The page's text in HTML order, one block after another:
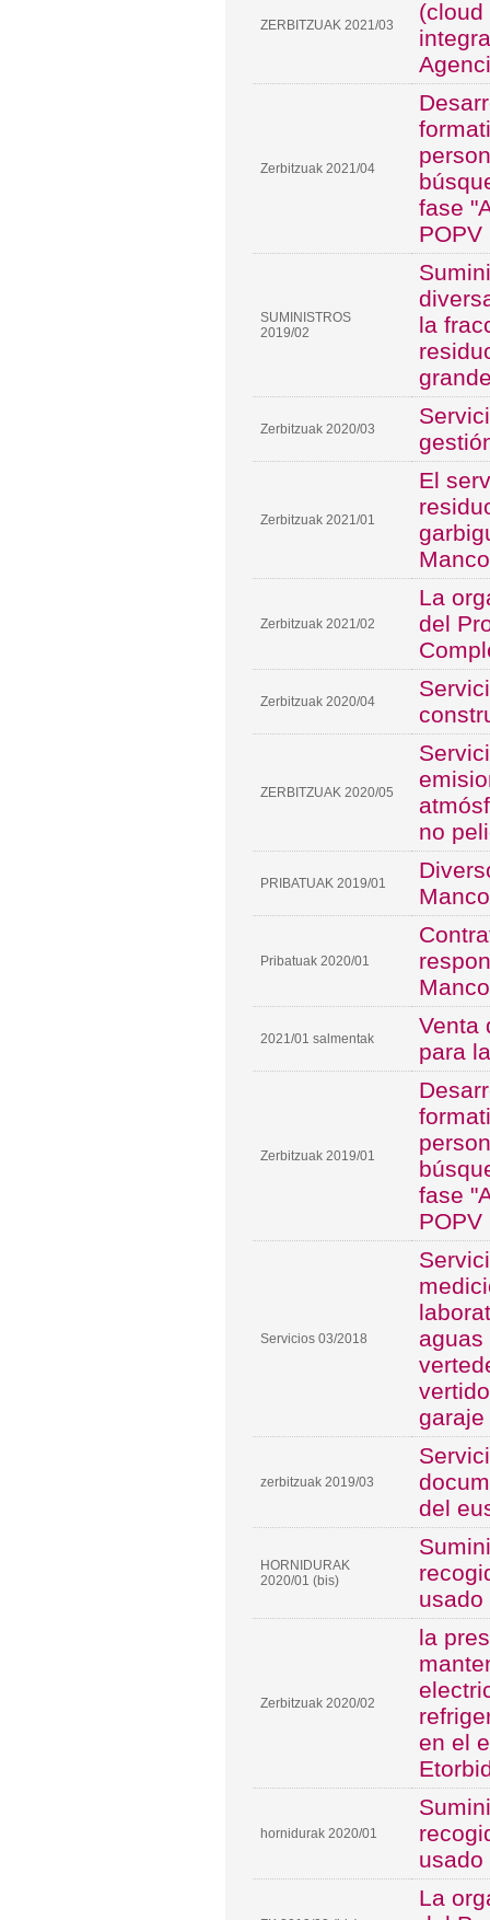
ZERBITZUAK 2021/03
(cloud
Zerbitzuak 2021/04
fase
SUMINISTROS
2019/02
la
Zerbitzuak 2020/03
Zerbitzuak 2021/01
El
Zerbitzuak 2021/02
La
del
Zerbitzuak 2020/04
ZERBITZUAK 2020/05
no
PRIBATUAK 2019/01
Pribatuak 2020/01
2021/01 salmentak
Venta
para
Zerbitzuak 2019/01
fase
Servicios 03/2018
zerbitzuak 2019/03
del
HORNIDURAK
2020/01 (bis)
usado
Zerbitzuak 2020/02
la
en el
hornidurak 2020/01
usado
La